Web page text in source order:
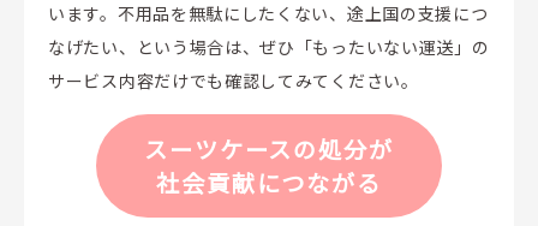
います。不用品を無駄にしたくない、途上国の支援につ
なげたい、という場合は、ぜひ「もったいない運送」の
サービス内容だけでも確認してみてください。
スーツケースの処分が
社会貢献につながる